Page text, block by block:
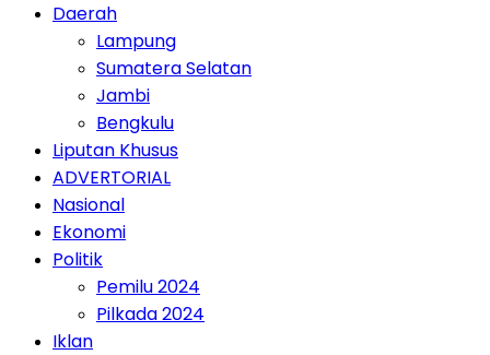
Daerah
Lampung
Sumatera Selatan
Jambi
Bengkulu
Liputan Khusus
ADVERTORIAL
Nasional
Ekonomi
Politik
Pemilu 2024
Pilkada 2024
Iklan